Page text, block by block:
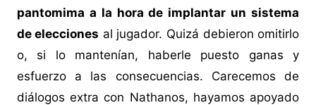
pantomima a la hora de implantar un sistema
de elecciones al jugador. Quizá debieron omitirlo
o, si lo mantenían, haberle puesto ganas y
esfuerzo a las consecuencias. Carecemos de
diálogos extra con Nathanos, hayamos apoyado